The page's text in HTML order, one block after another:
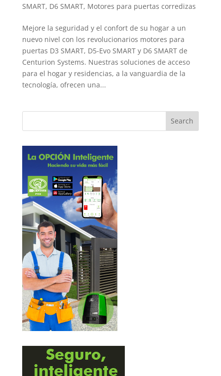
SMART, D6 SMART, Motores para puertas corredizas
Mejore la seguridad y el confort de su hogar a un
nuevo nivel con los revolucionarios motores para
puertas D3 SMART, D5-Evo SMART y D6 SMART de
Centurion Systems. Nuestras soluciones de acceso
para el hogar y residencias, a la vanguardia de la
tecnología, ofrecen una...